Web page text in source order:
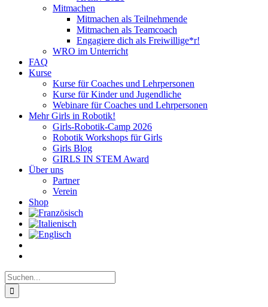
Mitmachen
Mitmachen als Teilnehmende
Mitmachen als Teamcoach
Engagiere dich als Freiwillige*r!
WRO im Unterricht
FAQ
Kurse
Kurse für Coaches und Lehrpersonen
Kurse für Kinder und Jugendliche
Webinare für Coaches und Lehrpersonen
Mehr Girls in Robotik!
Girls-Robotik-Camp 2026
Robotik Workshops für Girls
Girls Blog
GIRLS IN STEM Award
Über uns
Partner
Verein
Shop
Suche
nach: